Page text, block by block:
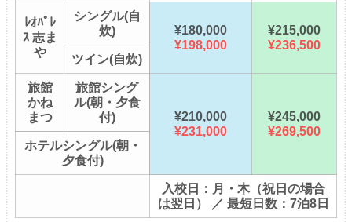
ﾚｵﾊﾟﾚ
ｽ 志ま
や
シングル(自
炊)
¥180,000
¥198,000
¥215,000
¥236,500
ツイン(自炊)
旅館
かね
まつ
旅館シング
ル(朝・夕食
付)
¥210,000
¥231,000
¥245,000
¥269,500
ホテルシングル(朝・
夕食付)
入校日：月・木（祝日の場合
は翌日） ／ 最短日数：7泊8日